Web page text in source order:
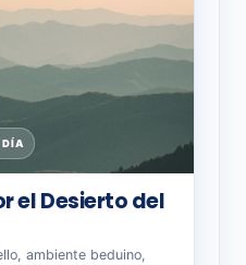
DÍA
el Desierto del
ambiente beduino,